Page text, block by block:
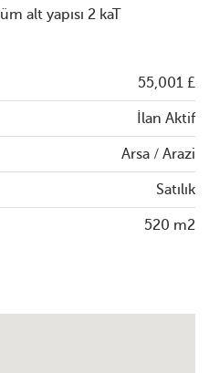
alt yapısı 2 kaT
55,001 £
İlan Aktif
Arsa / Arazi
Satılık
520 m2